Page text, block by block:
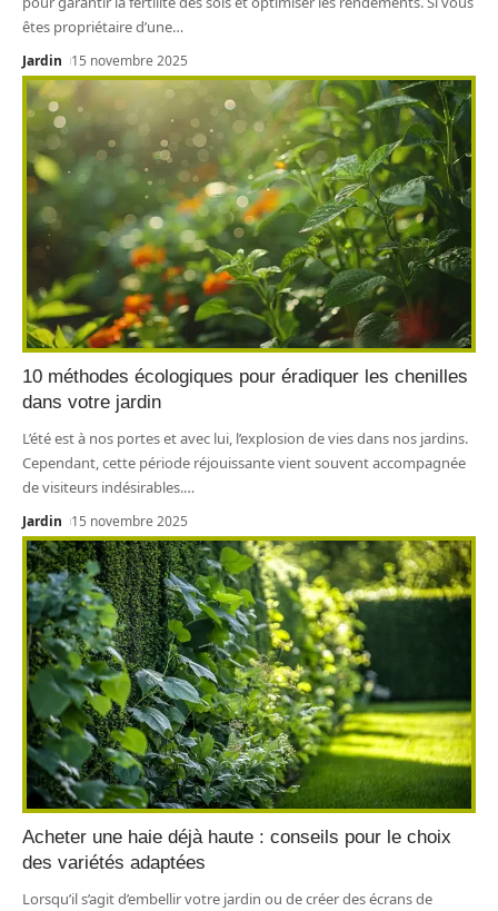
êtes propriétaire d’une…
Jardin 15 novembre 2025
10 méthodes écologiques pour éradiquer les chenilles
dans votre jardin
L’été est à nos portes et avec lui, l’explosion de vies dans nos jardins.
Cependant, cette période réjouissante vient souvent accompagnée
de visiteurs indésirables.…
Jardin 15 novembre 2025
Acheter une haie déjà haute : conseils pour le choix
des variétés adaptées
Lorsqu’il s’agit d’embellir votre jardin ou de créer des écrans de